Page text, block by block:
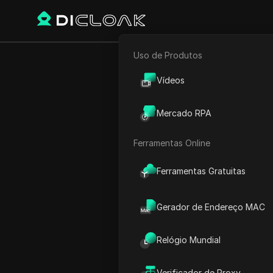
E-commerce
Uso de Produtos
Vídeos
Mercado RPA
Ferramentas Online
Ferramentas Gratuitas
Gerador de Endereço MAC
Relógio Mundial
Início
Hora São